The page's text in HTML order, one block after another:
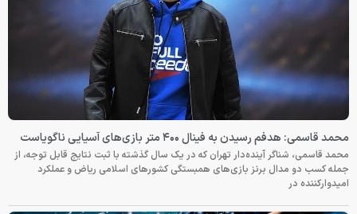
محمد قاسمی: هدفم رسیدن به فینال ۴۰۰ متر بازی‌های آسیایی ناگویاست
محمد قاسمی، شناگر آینده‌دار تهران که در یک سال گذشته با ثبت نتایج قابل توجه، از
جمله کسب دو مدال برنز بازی‌های همبستگی کشورهای اسلامی ریاض و عملکرد
امیدوارکننده در